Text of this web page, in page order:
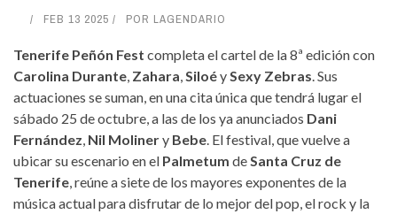
FEB 13 2025 POR LAGENDARIO
Tenerife Peñón Fest completa el cartel de la 8ª edición con
Carolina Durante, Zahara,SiloéySexy Zebras. Sus
actuaciones se suman, en una cita única que tendrá lugar el
sábado 25 de octubre, a las de los ya anunciados Dani
Fernández, Nil Molinery Bebe. El festival, que vuelve a
ubicar su escenario en el Palmetum deSanta Cruz de
Tenerife, reúne a siete de los mayores exponentes de la
música actual para disfrutar de lo mejor del pop, el rock y la